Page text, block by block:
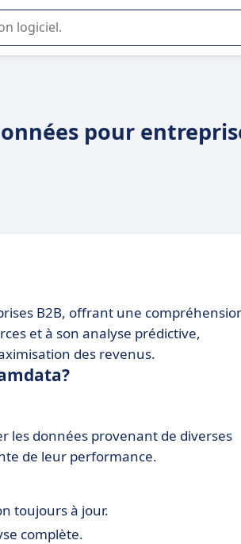
logiciel SaaS en entreprise.
pour
B2B, offrant une
et à son analyse prédictive,
des revenus.
les données provenant de diverses
de leur performance.
toujours à jour.
complète.